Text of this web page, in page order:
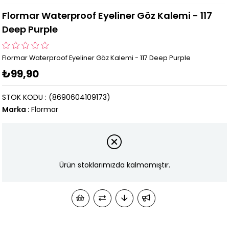
Flormar Waterproof Eyeliner Göz Kalemi - 117
Deep Purple
Flormar Waterproof Eyeliner Göz Kalemi - 117 Deep Purple
₺99,90
STOK KODU
(8690604109173)
Marka : Flormar
Ürün stoklarımızda kalmamıştır.